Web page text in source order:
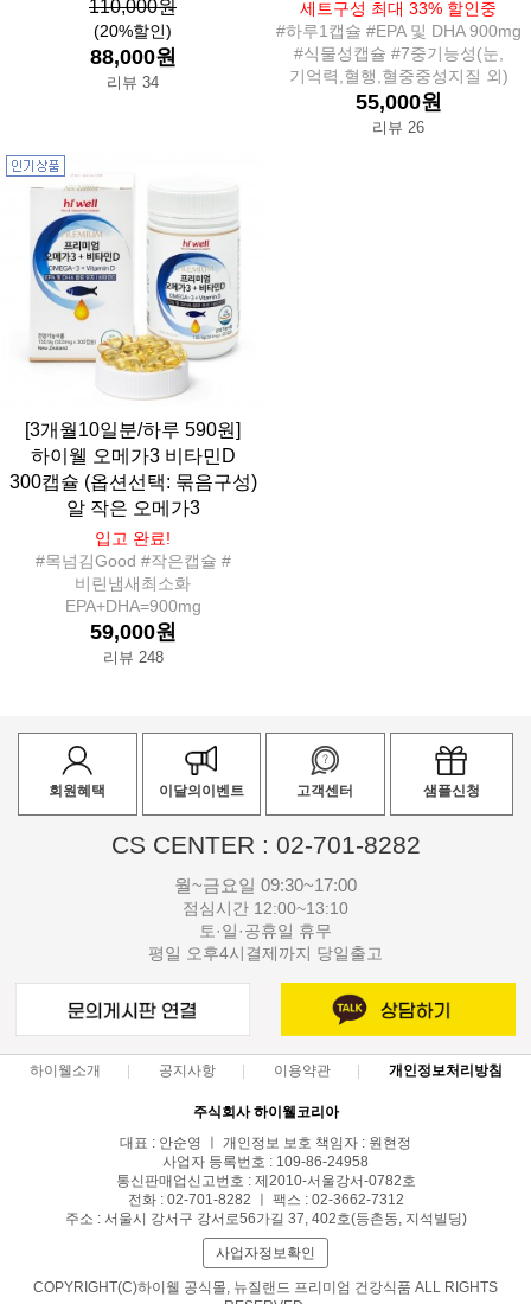
110,000원
(20%할인)
88,000원
리뷰 34
세트구성 최대 33% 할인중
#하루1캡슐 #EPA 및 DHA 900mg
#식물성캡슐 #7중기능성(눈,
기억력,혈행,혈중중성지질 외)
55,000원
리뷰 26
[3개월10일분/하루 590원]
하이웰 오메가3 비타민D
300캡슐 (옵션선택: 묶음구성)
알 작은 오메가3
입고 완료!
#목넘김Good #작은캡슐 #
비린냄새최소화
EPA+DHA=900mg
59,000원
리뷰 248
회원혜택 이달의이벤트 고객센터 샘플신청
CS CENTER : 02-701-8282
월~금요일 09:30~17:00
점심시간 12:00~13:10
토·일·공휴일 휴무
평일 오후4시결제까지 당일출고
하이웰소개 공지사항 이용약관 개인정보처리방침
주식회사 하이웰코리아
대표 : 안순영 ㅣ 개인정보 보호 책임자 : 원현정
사업자 등록번호 : 109-86-24958
통신판매업신고번호 : 제2010-서울강서-0782호
전화 : 02-701-8282 ㅣ 팩스 : 02-3662-7312
주소 : 서울시 강서구 강서로56가길 37, 402호(등촌동, 지석빌딩)
사업자정보확인
COPYRIGHT(C)하이웰 공식몰, 뉴질랜드 프리미엄 건강식품 ALL RIGHTS